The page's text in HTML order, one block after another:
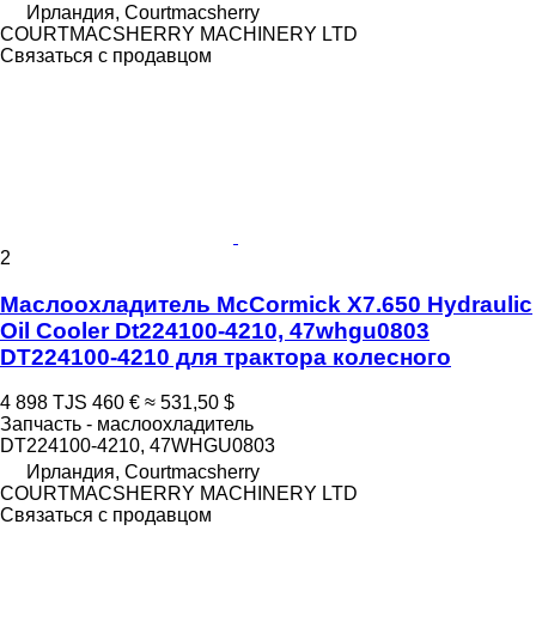
Ирландия, Courtmacsherry
COURTMACSHERRY MACHINERY LTD
Связаться с продавцом
2
Маслоохладитель McCormick X7.650 Hydraulic
Oil Cooler Dt224100-4210, 47whgu0803
DT224100-4210 для трактора колесного
4 898 TJS 460 € ≈ 531,50 $
Запчасть - маслоохладитель
DT224100-4210, 47WHGU0803
Ирландия, Courtmacsherry
COURTMACSHERRY MACHINERY LTD
Связаться с продавцом